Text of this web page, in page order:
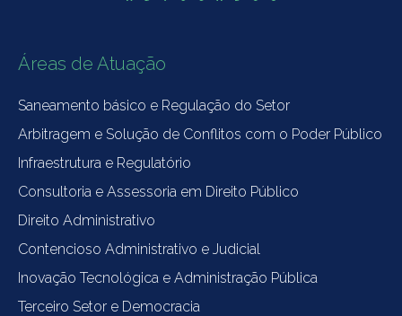
Áreas de Atuação
Saneamento básico e Regulação do Setor
Arbitragem e Solução de Conflitos com o Poder Público
Infraestrutura e Regulatório
Consultoria e Assessoria em Direito Público
Direito Administrativo
Contencioso Administrativo e Judicial
Inovação Tecnológica e Administração Pública
Terceiro Setor e Democracia